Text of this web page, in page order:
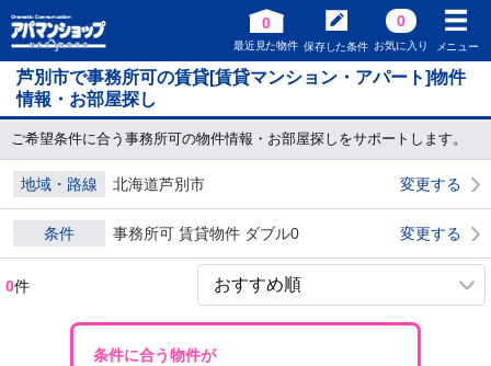
0
最近見た物件 保存した条件
0
お気に入り メニュー
芦別市で事務所可の賃貸[賃貸マンション・アパート]物件
情報・お部屋探し
ご希望条件に合う事務所可の物件情報・お部屋探しをサポートします。
地域・路線 北海道芦別市 変更する
条件 事務所可 賃貸物件 ダブル0 変更する
0件
条件に合う物件が